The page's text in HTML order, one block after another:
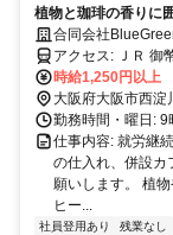
植物と珈琲の香りに
合同会社
アクセス: ＪＲ 御幣島、阪神千船駅、大阪シティバス歌島橋から徒歩
で通勤可能
時給1,250円以上
大阪府大阪市西淀
勤務時間・曜日:
仕事内容: 就労継
の仕入れ、併設カ
願いします。 植
ヒー...
社員登用あり 残業なし